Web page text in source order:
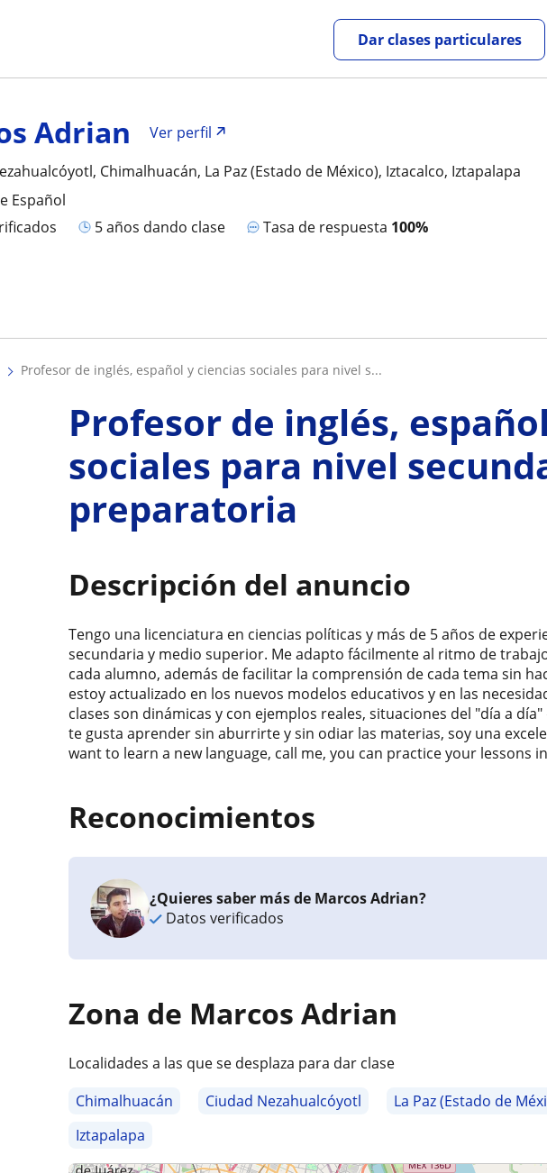
Dar clases particulares
Adrian
Ver perfil
Chimalhuacán, La Paz (Estado de México), Iztacalco, Iztapalapa
Español
5 años dando clase Tasa de respuesta 100%
profesor de inglés, español y ciencias sociales para nivel s...
Profesor de inglés,
sociales para nivel
preparatoria
Descripción del anuncio
Tengo una licenciatura en ciencias políticas y más de 5 años de
secundaria y medio superior. Me adapto fácilmente al ritmo de
cada alumno, además de facilitar la comprensión de cada tema sin
estoy actualizado en los nuevos modelos educativos y en las
clases son dinámicas y con ejemplos reales, situaciones del "día a
te gusta aprender sin aburrirte y sin odiar las materias, soy una
want to learn a new language, call me, you can practice your lessons
Reconocimientos
¿Quieres saber más de Marcos Adrian?
Datos verificados
Zona de Marcos Adrian
Localidades a las que se desplaza para dar clase
Chimalhuacán
Ciudad Nezahualcóyotl La Paz (Estado de
Iztapalapa